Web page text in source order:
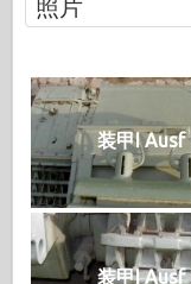
装甲I Ausf
装甲I Ausf